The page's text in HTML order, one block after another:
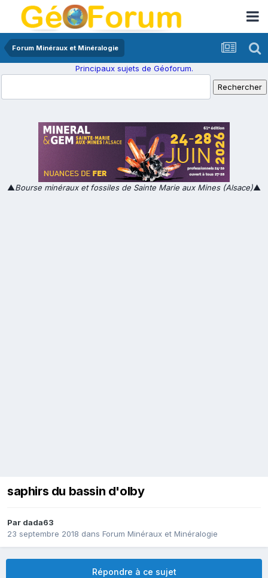
Forum Minéraux et Minéralogie
Principaux sujets de Géoforum.
▲Bourse minéraux et fossiles de Sainte Marie aux Mines (Alsace)▲
saphirs du bassin d'olby
Par dada63
23 septembre 2018 dans Forum Minéraux et Minéralogie
Répondre à ce sujet